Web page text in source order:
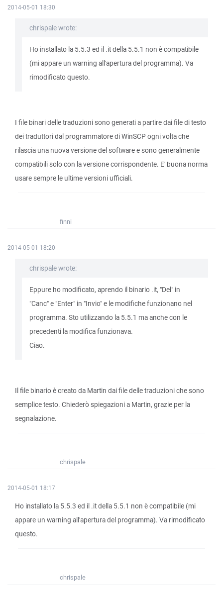
2014-05-01 18:30
chrispale wrote:
Ho installato la 5.5.3 ed il .it della 5.5.1 non è compatibile
(mi appare un warning all'apertura del programma). Va
rimodificato questo.
I file binari delle traduzioni sono generati a partire dai file di testo
dei traduttori dal programmatore di WinSCP ogni volta che
rilascia una nuova versione del software e sono generalmente
compatibili solo con la versione corrispondente. E' buona norma
usare sempre le ultime versioni ufficiali.
finni
2014-05-01 18:20
chrispale wrote:
Eppure ho modificato, aprendo il binario .it, "Del" in
"Canc" e "Enter" in "Invio" e le modifiche funzionano nel
programma. Sto utilizzando la 5.5.1 ma anche con le
precedenti la modifica funzionava.
Ciao.
Il file binario è creato da Martin dai file delle traduzioni che sono
semplice testo. Chiederò spiegazioni a Martin, grazie per la
segnalazione.
chrispale
2014-05-01 18:17
Ho installato la 5.5.3 ed il .it della 5.5.1 non è compatibile (mi
appare un warning all'apertura del programma). Va rimodificato
questo.
chrispale